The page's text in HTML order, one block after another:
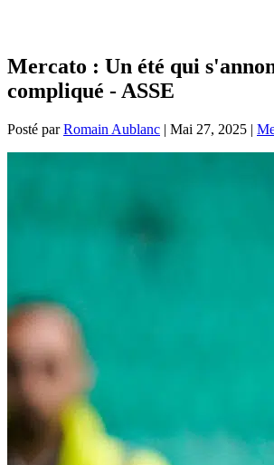
Mercato : Un été qui
compliqué - ASSE
Posté parRomain Aublanc | Mai 27, 2025 |